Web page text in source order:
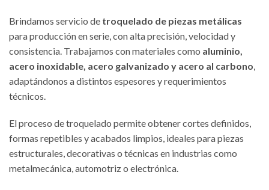
Brindamos servicio de troquelado de piezas metálicas
para producción en serie, con alta precisión, velocidad y
consistencia. Trabajamos con materiales como aluminio,
acero inoxidable, acero galvanizado y acero al carbono,
adaptándonos a distintos espesores y requerimientos
técnicos.
El proceso de troquelado permite obtener cortes definidos,
formas repetibles y acabados limpios, ideales para piezas
estructurales, decorativas o técnicas en industrias como
metalmecánica, automotriz o electrónica.